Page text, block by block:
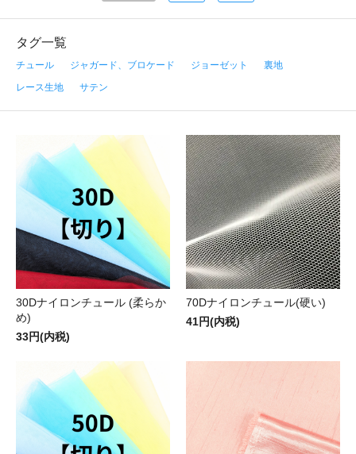
タグ一覧
チュール ジャガード、ブロケード ジョーゼット
裏地
レース生地
サテン
30Dナイロンチュール (柔らか
め)
33円(内税)
70Dナイロンチュール(硬い)
41円(内税)